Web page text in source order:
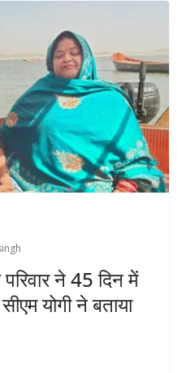
ने 45 दिन में
योगी ने बताया